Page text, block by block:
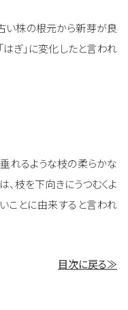
い株の根元から新芽が良
はぎ」に変化したと言われ
れるような枝の柔らかな
、枝を下向きにうつむくよ
ことに由来すると言われ
目次に戻る≫